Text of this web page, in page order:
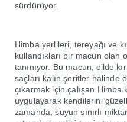
sürdürüyor.
Himba yerlileri, tereyağı ve
kullandıkları bir macun olan
tanınıyor. Bu macun, cilde
saçları kalın şeritler halinde
çıkarmak için çalışan Himba
uygulayarak kendilerini
zamanda, suyun sınırlı